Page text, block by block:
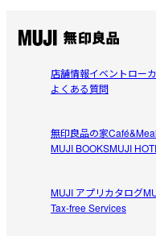
店舗情報イベントロー
よくある質問
無印良品の家
MUJI BOOKSMUJI
MUJI アプリカタログ
Tax-free Services